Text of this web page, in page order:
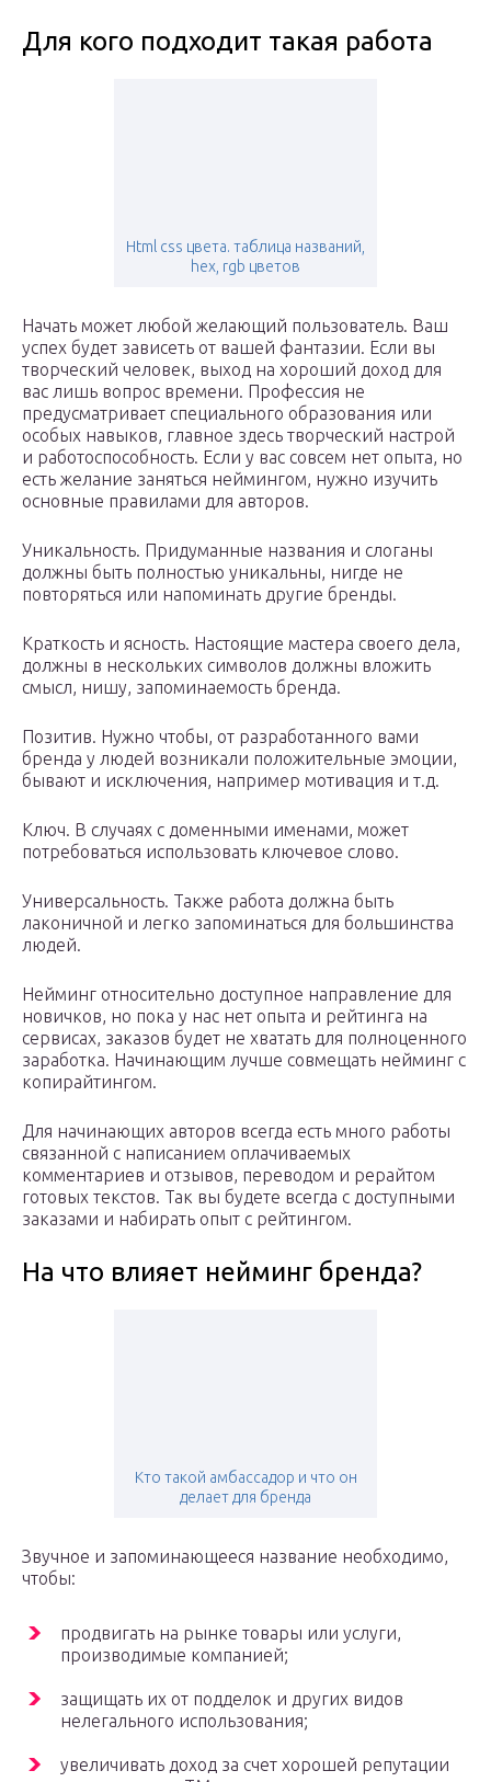
Для кого подходит такая работа
Html css цвета. таблица названий,
hex, rgb цветов
Начать может любой желающий пользователь. Ваш
успех будет зависеть от вашей фантазии. Если вы
творческий человек, выход на хороший доход для
вас лишь вопрос времени. Профессия не
предусматривает специального образования или
особых навыков, главное здесь творческий настрой
и работоспособность. Если у вас совсем нет опыта, но
есть желание заняться неймингом, нужно изучить
основные правилами для авторов.
Уникальность. Придуманные названия и слоганы
должны быть полностью уникальны, нигде не
повторяться или напоминать другие бренды.
Краткость и ясность. Настоящие мастера своего дела,
должны в нескольких символов должны вложить
смысл, нишу, запоминаемость бренда.
Позитив. Нужно чтобы, от разработанного вами
бренда у людей возникали положительные эмоции,
бывают и исключения, например мотивация и т.д.
Ключ. В случаях с доменными именами, может
потребоваться использовать ключевое слово.
Универсальность. Также работа должна быть
лаконичной и легко запоминаться для большинства
людей.
Нейминг относительно доступное направление для
новичков, но пока у нас нет опыта и рейтинга на
сервисах, заказов будет не хватать для полноценного
заработка. Начинающим лучше совмещать нейминг с
копирайтингом.
Для начинающих авторов всегда есть много работы
связанной с написанием оплачиваемых
комментариев и отзывов, переводом и рерайтом
готовых текстов. Так вы будете всегда с доступными
заказами и набирать опыт с рейтингом.
На что влияет нейминг бренда?
Кто такой амбассадор и что он
делает для бренда
Звучное и запоминающееся название необходимо,
чтобы:
продвигать на рынке товары или услуги,
производимые компанией;
защищать их от подделок и других видов
нелегального использования;
увеличивать доход за счет хорошей репутации